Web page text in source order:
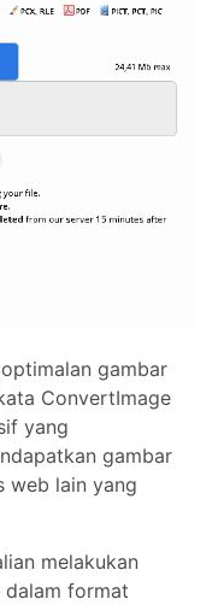
gambar
ConvertImage
yang
gambar
web lain yang
melakukan
dalam format